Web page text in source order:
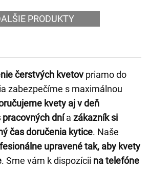
PRODUKTY
čerstvých kvetovpriamo do
zabezpečíme s maximálnou
kvety aj v deň
dnía zákazník si
čas doručenia kytice. Naše
upravené tak, aby kvety
. Sme vám k dispozícii na telefóne